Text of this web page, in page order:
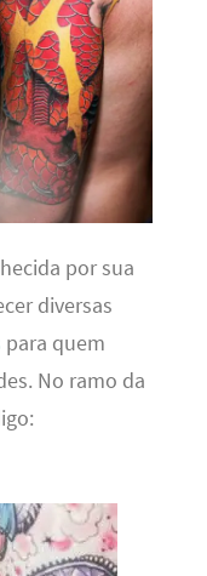
por sua
diversas
para quem
No ramo da